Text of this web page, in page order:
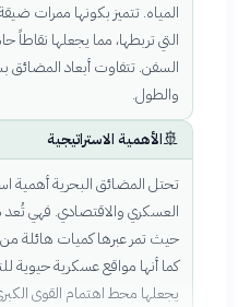
المياه. تتميز بكونها ممرات
التي تربطها، مما يجعلها
السفن. تتفاوت أبعاد
والطول.
🚢الأهمية الاستراتيجية
تحتل المضائق البحرية أهمية
العسكري والاقتصادي. فهي تُعد
حيث تمر عبرها كميات هائلة من
كما أنها مواقع عسكرية حيوية
يجعلها محط اهتمام القوى